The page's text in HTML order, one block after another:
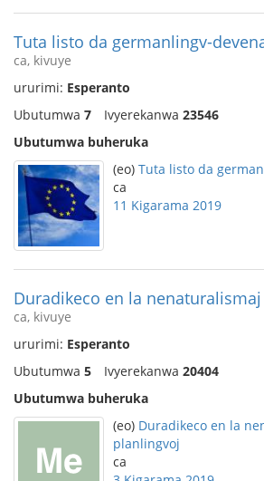
Tuta listo da germanlingv-
ca, kivuye
ururimi: Esperanto
Ubutumwa 7 Ivyerekanwa 23546
Ubutumwa buheruka
(eo) Tuta listo da
ca
11 Kigarama 2019
Duradikeco en la
ca, kivuye
ururimi: Esperanto
Ubutumwa 5 Ivyerekanwa 20404
Ubutumwa buheruka
(eo) Duradikeco en la
planlingvoj
ca